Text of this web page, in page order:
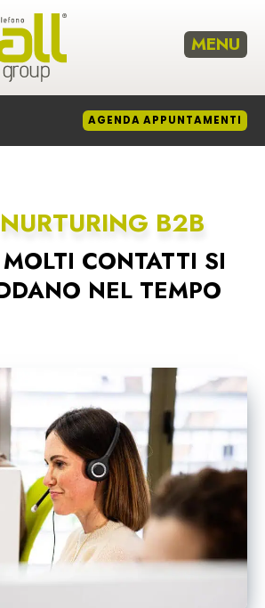
MENU
AGENDA APPUNTAMENTI
B2B
MOLTI CONTATTI SI
NEL TEMPO